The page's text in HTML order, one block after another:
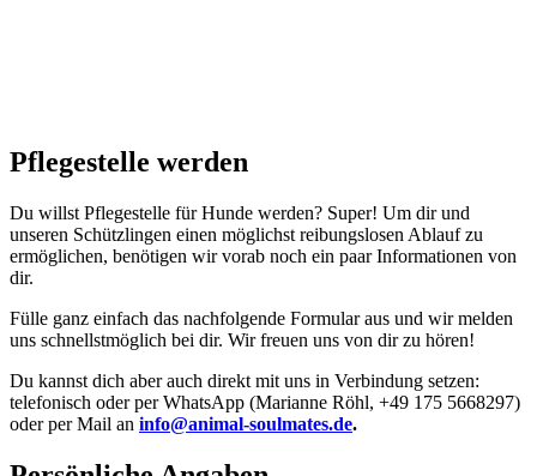
Pflegestelle werden
Du willst Pflegestelle für Hunde werden? Super! Um dir und
unseren Schützlingen einen möglichst reibungslosen Ablauf zu
ermöglichen, benötigen wir vorab noch ein paar Informationen von
dir.
Fülle ganz einfach das nachfolgende Formular aus und wir melden
uns schnellstmöglich bei dir. Wir freuen uns von dir zu hören!
Du kannst dich aber auch direkt mit uns in Verbindung setzen:
telefonisch oder per WhatsApp (Marianne Röhl, +49 175 5668297)
oder per Mail an info@animal-soulmates.de.